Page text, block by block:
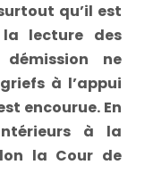
qu’il est
lecture des
ne
à l’appui
encourue. En
à la
la Cour de